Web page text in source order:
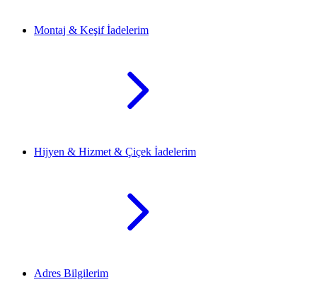
Montaj & Keşif İadelerim
Hijyen & Hizmet & Çiçek İadelerim
Adres Bilgilerim